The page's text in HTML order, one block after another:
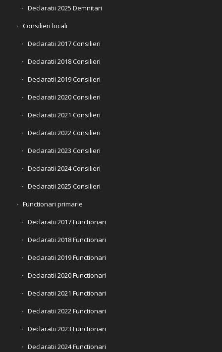
Declaratii 2025 Demnitari
Consilieri locali
Declaratii 2017 Consilieri
Declaratii 2018 Consilieri
Declaratii 2019 Consilieri
Declaratii 2020 Consilieri
Declaratii 2021 Consilieri
Declaratii 2022 Consilieri
Declaratii 2023 Consilieri
Declaratii 2024 Consilieri
Declaratii 2025 Consilieri
Functionari primarie
Declaratii 2017 Functionari
Declaratii 2018 Functionari
Declaratii 2019 Functionari
Declaratii 2020 Functionari
Declaratii 2021 Functionari
Declaratii 2022 Functionari
Declaratii 2023 Functionari
Declaratii 2024 Functionari